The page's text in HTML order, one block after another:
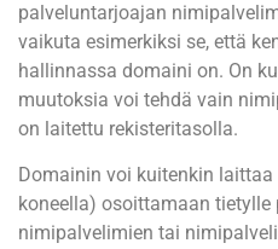
palveluntarjoajan
vaikuta esimerkiksi se, että
hallinnassa domaini on. On
muutoksia voi tehdä vain
on laitettu rekisteritasolla.
Domainin voi kuitenkin
koneella) osoittamaan tietylle
nimipalvelimien tai